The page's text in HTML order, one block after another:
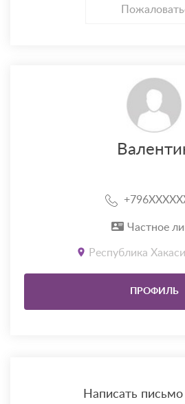
Частное
Республика
ПРОФИЛЬ
Написать письмо